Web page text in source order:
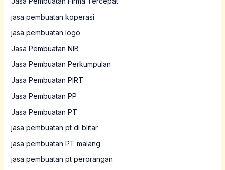
jasa pembuatan koperasi
jasa pembuatan logo
Jasa Pembuatan NIB
Jasa Pembuatan Perkumpulan
Jasa Pembuatan PIRT
Jasa Pembuatan PP
Jasa Pembuatan PT
jasa pembuatan pt di blitar
jasa pembuatan PT malang
jasa pembuatan pt perorangan